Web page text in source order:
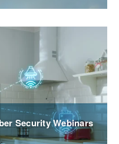
Security Webinars